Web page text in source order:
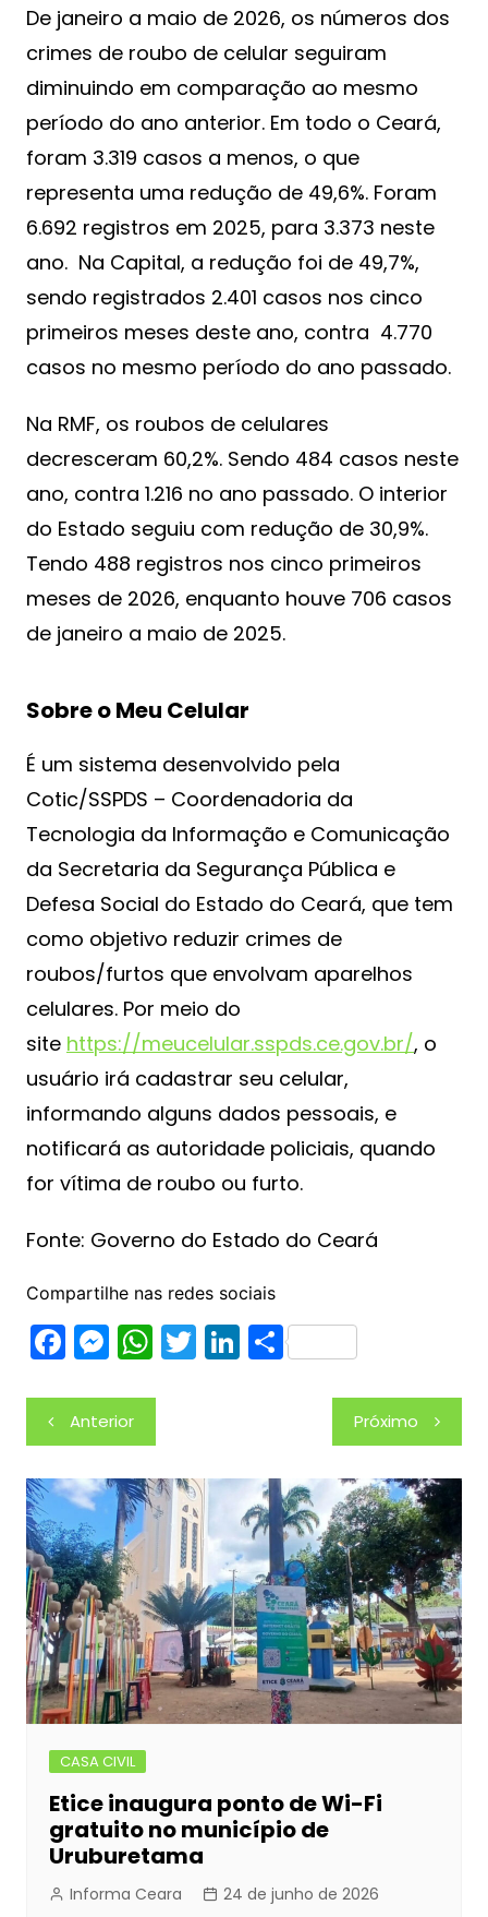
De janeiro a maio de 2026, os números dos
crimes de roubo de celular seguiram
diminuindo em comparação ao mesmo
período do ano anterior. Em todo o Ceará,
foram 3.319 casos a menos, o que
representa uma redução de 49,6%. Foram
6.692 registros em 2025, para 3.373 neste
ano. Na Capital, a redução foi de 49,7%,
sendo registrados 2.401 casos nos cinco
primeiros meses deste ano, contra 4.770
casos no mesmo período do ano passado.
Na RMF, os roubos de celulares
decresceram 60,2%. Sendo 484 casos neste
ano, contra 1.216 no ano passado. O interior
do Estado seguiu com redução de 30,9%.
Tendo 488 registros nos cinco primeiros
meses de 2026, enquanto houve 706 casos
de janeiro a maio de 2025.
Sobre o Meu Celular
É um sistema desenvolvido pela
Cotic/SSPDS – Coordenadoria da
Tecnologia da Informação e Comunicação
da Secretaria da Segurança Pública e
Defesa Social do Estado do Ceará, que tem
como objetivo reduzir crimes de
roubos/furtos que envolvam aparelhos
celulares. Por meio do
site https://meucelular.sspds.ce.gov.br/, o
usuário irá cadastrar seu celular,
informando alguns dados pessoais, e
notificará as autoridade policiais, quando
for vítima de roubo ou furto.
Fonte: Governo do Estado do Ceará
Compartilhe nas redes sociais
F
c
e
b
o
o
k
M
s
s
e
n
g
er
W
at
s
A
p
p
T Li
dI
n
S
Navegação
de
Post
Anterior Próximo
CASA CIVIL
Etice inaugura ponto de Wi-Fi
gratuito no município de
Uruburetama
Informa Ceara 24 de junho de 2026